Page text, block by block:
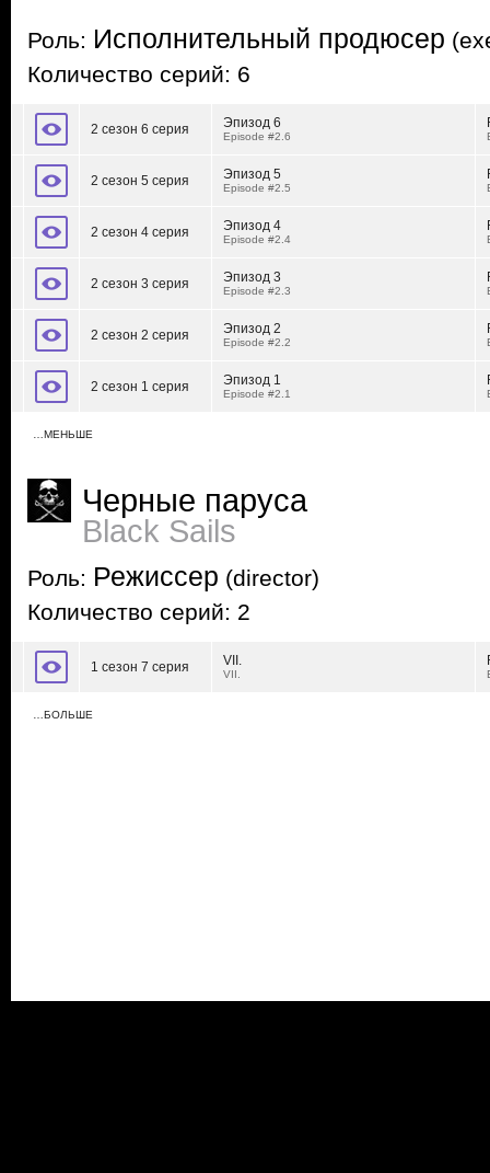
Роль: Исполнительный продюсер
Количество серий: 6
2 сезон 6 серия Эпизод 6
Episode #2.6
2 сезон 5 серия Эпизод 5
Episode #2.5
2 сезон 4 серия Эпизод 4
Episode #2.4
2 сезон 3 серия Эпизод 3
Episode #2.3
2 сезон 2 серия Эпизод 2
Episode #2.2
2 сезон 1 серия Эпизод 1
Episode #2.1
…МЕНЬШЕ
Черные паруса
Black Sails
Роль: Режиссер (director)
Количество серий: 2
1 сезон 7 серия VII.
VII.
…БОЛЬШЕ